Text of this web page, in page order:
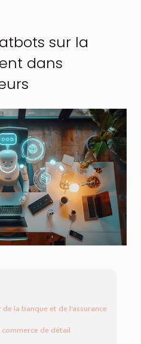
sur la
dans
la banque et de l'assurance
de détail